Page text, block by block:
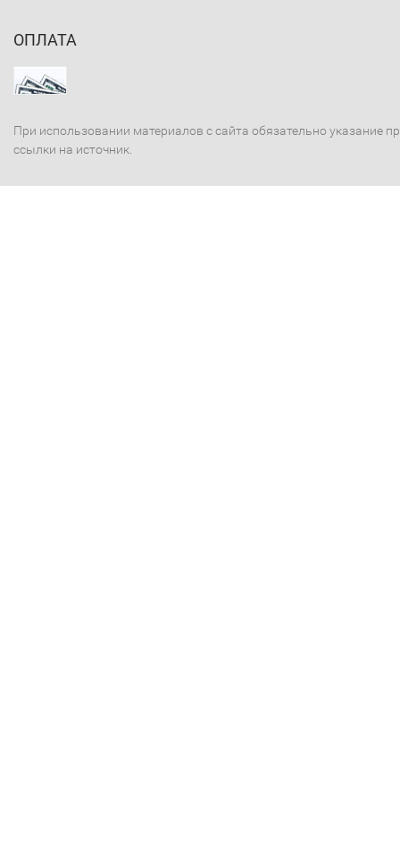
ОПЛАТА
При использовании материалов с сайта обязательно указание
ссылки на источник.